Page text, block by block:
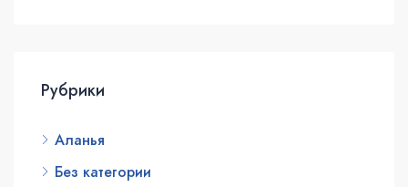
Рубрики
Аланья
Без категории